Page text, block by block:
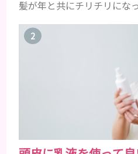
髪が年と共にチリチリにな
にツヤがあった男性も、
でペタンとするようにな
ょう。特に大人の男性と
以降の男性に悩んでいる
髪が生え変わるサイクル
ます。髪が太くならないま...